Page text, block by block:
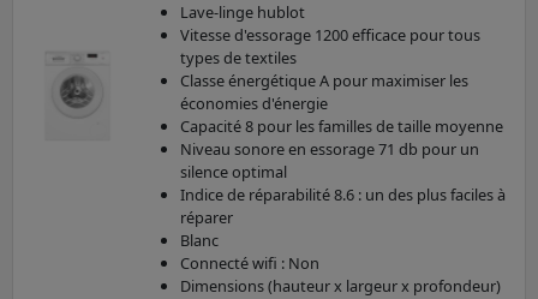
Lave-linge hublot
Vitesse d'essorage 1200 efficace pour tous
types de textiles
Classe énergétique A pour maximiser les
économies d'énergie
Capacité 8 pour les familles de taille moyenne
Niveau sonore en essorage 71 db pour un
silence optimal
Indice de réparabilité 8.6 : un des plus faciles à
réparer
Blanc
Connecté wifi : Non
Dimensions (hauteur x largeur x profondeur)